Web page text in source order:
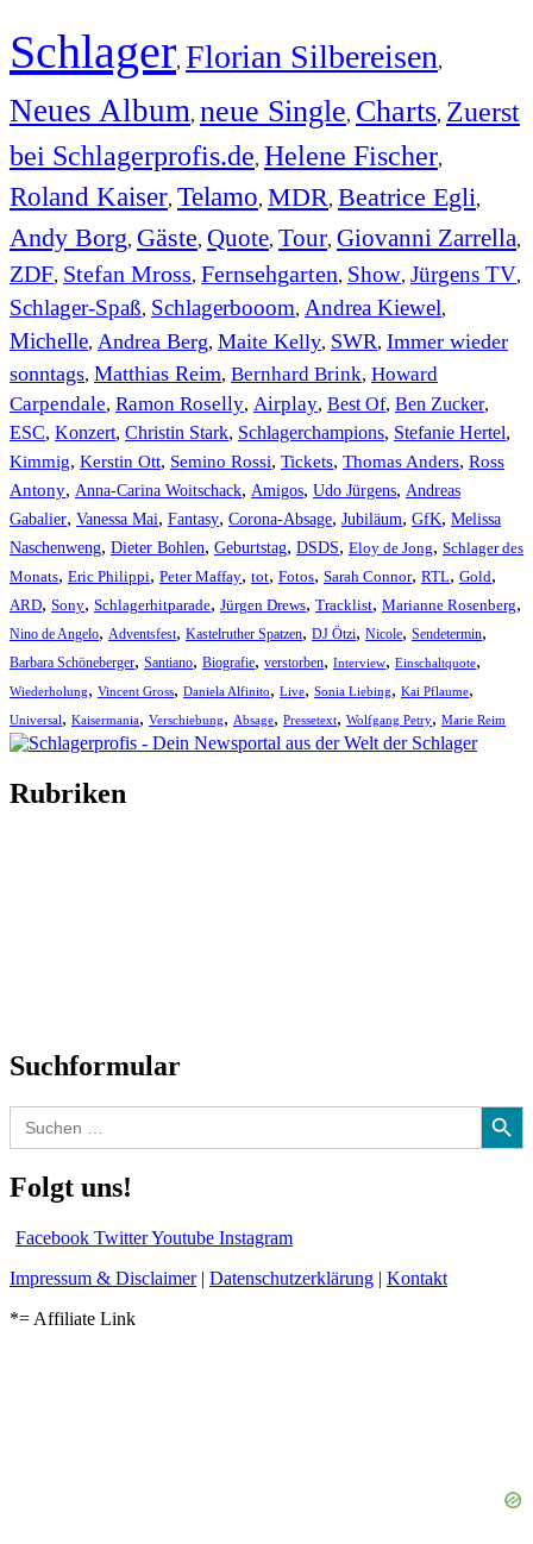
Schlager, Florian Silbereisen,
Neues Album, neue Single, Charts, Zuerst
bei Schlagerprofis.de, Helene Fischer,
Roland Kaiser, Telamo, MDR, Beatrice Egli,
Andy Borg, Gäste, Quote, Tour, Giovanni Zarrella,
ZDF, Stefan Mross, Fernsehgarten, Show, Jürgens TV,
Schlager-Spaß, Schlagerbooom, Andrea Kiewel,
Michelle, Andrea Berg, Maite Kelly, SWR, Immer wieder
sonntags, Matthias Reim, Bernhard Brink, Howard
Carpendale, Ramon Roselly, Airplay, Best Of, Ben Zucker,
ESC, Konzert, Christin Stark, Schlagerchampions, Stefanie Hertel,
Kimmig, Kerstin Ott, Semino Rossi, Tickets, Thomas Anders, Ross
Antony, Anna-Carina Woitschack, Amigos, Udo Jürgens, Andreas
Gabalier, Vanessa Mai, Fantasy, Corona-Absage, Jubiläum, GfK, Melissa
Naschenweng, Dieter Bohlen, Geburtstag, DSDS, Eloy de Jong, Schlager des
Monats, Eric Philippi, Peter Maffay, tot, Fotos, Sarah Connor, RTL, Gold,
ARD, Sony, Schlagerhitparade, Jürgen Drews, Tracklist, Marianne Rosenberg,
Nino de Angelo, Adventsfest, Kastelruther Spatzen, DJ Ötzi, Nicole, Sendetermin,
Barbara Schöneberger, Santiano, Biografie, verstorben, Interview, Einschaltquote,
Wiederholung, Vincent Gross, Daniela Alfinito, Live, Sonia Liebing, Kai Pflaume,
Universal, Kaisermania, Verschiebung, Absage, Pressetext, Wolfgang Petry, Marie Reim
Rubriken
Suchformular
Search
for:
Search Button
Folgt uns!
Facebook TwitterYoutube Instagram
Impressum & Disclaimer| Datenschutzerklärung | Kontakt
*= Affiliate Link